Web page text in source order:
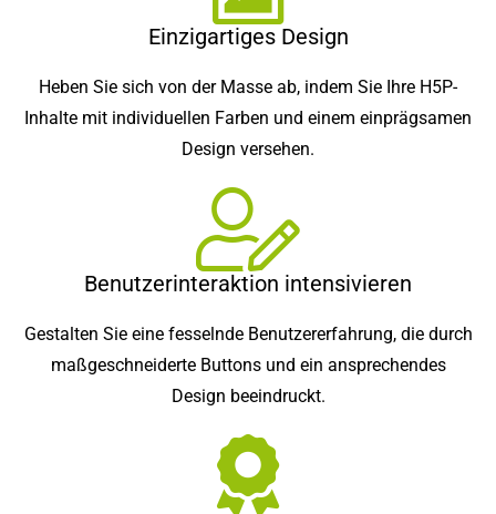
Einzigartiges Design
Heben Sie sich von der Masse ab, indem Sie Ihre H5P-
Inhalte mit individuellen Farben und einem einprägsamen
Design versehen.
Benutzerinteraktion intensivieren
Gestalten Sie eine fesselnde Benutzererfahrung, die durch
maßgeschneiderte Buttons und ein ansprechendes
Design beeindruckt.